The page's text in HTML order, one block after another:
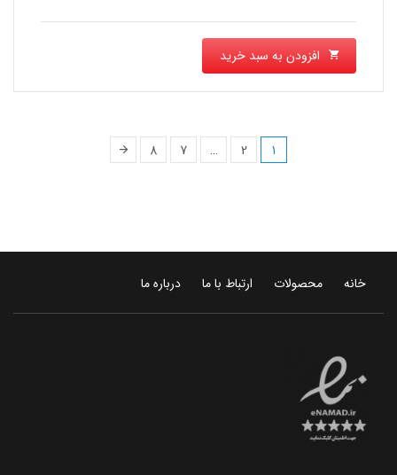
افزودن به سبد خرید
1
2
…
7
8
خانه محصولات ارتباط با ما درباره ما